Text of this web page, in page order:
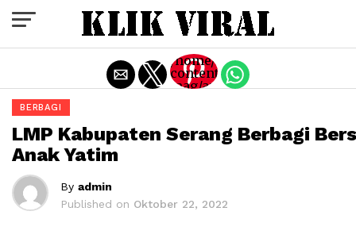
/home/u350847392/
content/themes/click-
mag/amp-
Warning:
array
offset
BERBAGI
LMP Kabupaten Serang Berbagi
Anak Yatim
By admin
Published on Oktober 22, 2022
Exit mobile version